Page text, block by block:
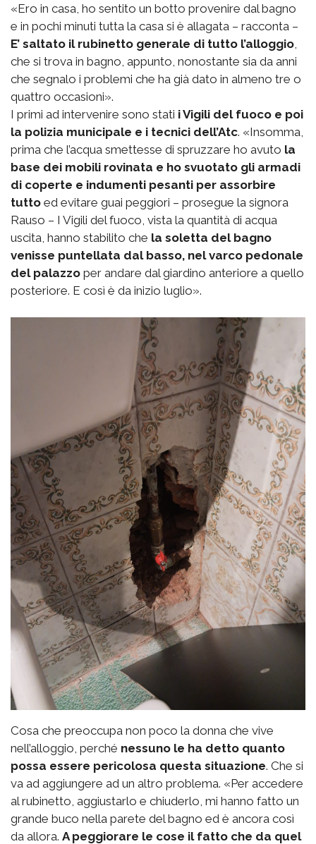
«Ero in casa, ho sentito un botto provenire dal bagno
e in pochi minuti tutta la casa si è allagata – racconta –
E’ saltato il rubinetto generale di tutto l’alloggio
che si trova in bagno, appunto, nonostante sia da anni
che segnalo i problemi che ha già dato in almeno tre o
quattro occasioni».
I primi ad intervenire sono stati i Vigili del fuoco e poi
la polizia municipale e i tecnici dell’Atc. «Insomma,
prima che l’acqua smettesse di spruzzare ho avuto la
base dei mobili rovinata e ho svuotato gli armadi
di coperte e indumenti pesanti per assorbire
tutto ed evitare guai peggiori – prosegue la signora
Rauso – I Vigili del fuoco, vista la quantità di acqua
uscita, hanno stabilito che la soletta del bagno
venisse puntellata dal basso, nel varco pedonale
del palazzo per andare dal giardino anteriore a quello
posteriore. E così è da inizio luglio».
Cosa che preoccupa non poco la donna che vive
nell’alloggio, perché nessuno le ha detto quanto
possa essere pericolosa questa situazione. Che si
va ad aggiungere ad un altro problema. «Per accedere
al rubinetto, aggiustarlo e chiuderlo, mi hanno fatto un
grande buco nella parete del bagno ed è ancora così
da allora. A peggiorare le cose il fatto che da quel